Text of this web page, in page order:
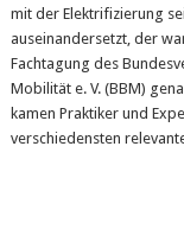
mit der Elektrifizierung
auseinandersetzt, der
Fachtagung des
Mobilität e. V. (BBM)
kamen Praktiker und
verschiedensten